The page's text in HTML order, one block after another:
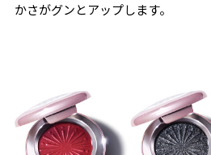
かさがグンとアップします。